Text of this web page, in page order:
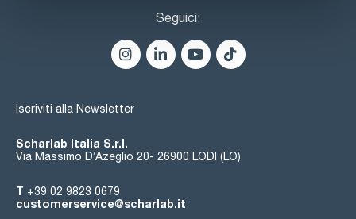
Seguici:
Iscriviti alla Newsletter
Scharlab Italia S.r.l.
Via Massimo D’Azeglio 20- 26900 LODI (LO)
T +39 02 9823 0679
customerservice@scharlab.it